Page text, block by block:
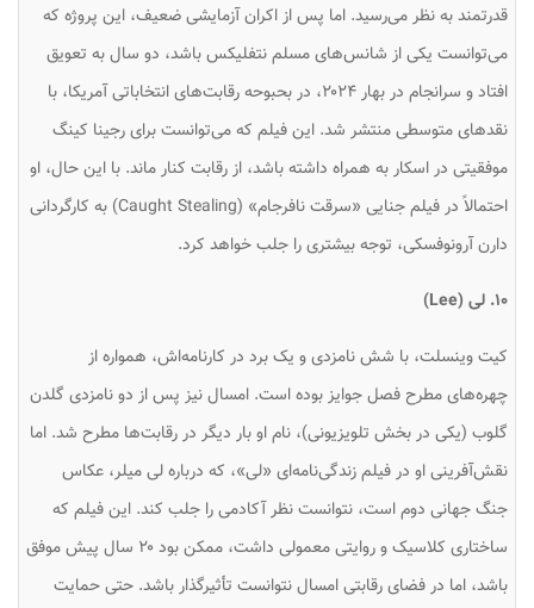
قدرتمند به نظر می‌رسید. اما پس از اکران آزمایشی ضعیف، این پروژه که
می‌توانست یکی از شانس‌های مسلم نتفلیکس باشد، دو سال به تعویق
افتاد و سرانجام در بهار ۲۰۲۴، در بحبوحه رقابت‌های انتخاباتی آمریکا، با
نقدهای متوسطی منتشر شد. این فیلم که می‌توانست برای رجینا کینگ
موفقیتی در اسکار به همراه داشته باشد، از رقابت کنار ماند. با این حال، او
احتمالاً در فیلم جنایی «سرقت نافرجام» (Caught Stealing) به کارگردانی
دارن آرونوفسکی، توجه بیشتری را جلب خواهد کرد.
۱۰. لی (Lee)
کیت وینسلت، با شش نامزدی و یک برد در کارنامه‌اش، همواره از
چهره‌های مطرح فصل جوایز بوده است. امسال نیز پس از دو نامزدی گلدن
گلوب (یکی در بخش تلویزیونی)، نام او بار دیگر در رقابت‌ها مطرح شد. اما
نقش‌آفرینی او در فیلم زندگی‌نامه‌ای «لی»، که درباره لی میلر، عکاس
جنگ جهانی دوم است، نتوانست نظر آکادمی را جلب کند. این فیلم که
ساختاری کلاسیک و روایتی معمولی داشت، ممکن بود ۲۰ سال پیش موفق
باشد، اما در فضای رقابتی امسال نتوانست تأثیرگذار باشد. حتی حمایت